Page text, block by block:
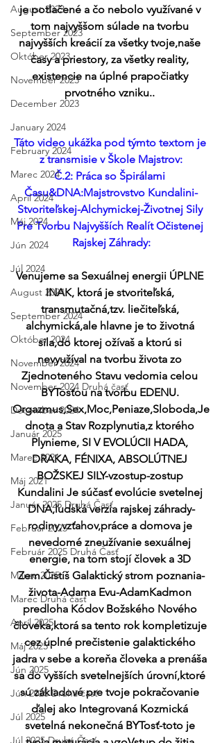
August 2023
September 2023
Október 2023
November 2023
December 2023
January 2024
February 2024
Marec 2024
April 2024
Máj 2024
Jún 2024
Júl 2024
August 2024
September 2024
Október 2024
November 2024
November 2024 Druhá časť
December 2024
Január 2025
Marec 2021
Máj 2021
Január 2025 Druhá Časť
Február 2025
Február 2025 Druhá Časť
Marec 2025
Marec Druhá časť
Apríl 2025
Máj 2025
Jún 2025
Jún 2025 Druhá časť
Júl 2025
Júl 2025 Druhá Časť
je potlačené a čo nebolo využívané v
tom najvyššom súlade na tvorbu
najvyšších kreácií za všetky tvoje,naše
časy a priestory, za všetky reality,
existencie na úplné prapočiatky
prvotného vzniku..
Táto video ukážka pod týmto textom je
z transmisie v Škole Majstrov:
Č.2: Práca so Špirálami
Času&DNA:Majstrovstvo Kundalini-
Stvoriteľskej-Alchymickej-Životnej Sily
Pre Tvorbu Najvyšších Realít Očistenej
Rajskej Záhrady:
Venujeme sa Sexuálnej energii ÚPLNE
INAK, ktorá je stvoriteľská,
transmutačná,tzv. liečiteľská,
alchymická,ale hlavne je to životná
sila,do ktorej ožívaš a ktorú si
nevyužíval na tvorbu života zo
Zjednoteného Stavu vedomia celou
BYTosťou na tvorbu EDENU.
Orgazmus,Sex,Moc,Peniaze,Sloboda,Je
dnota a Stav Rozplynutia,z ktorého
Plynieme, SI V EVOLÚCII HADA,
DRAKA, FÉNIXA, ABSOLÚTNEJ
BOŽSKEJ SILY-vzostup-zostup
Kundalini Je súčasť evolúcie svetelnej
DNA,ľudská verzia rajskej záhrady-
rodiny,vzťahov,práce a domova je
nevedomé zneužívanie sexuálnej
energie, na tom stojí človek a 3D
Zem.Čistíš Galaktický strom poznania-
života-Adama Evu-AdamKadmon
predloha Kódov Božského Nového
človeka,ktorá sa tento rok kompletizuje
cez úplné prečistenie galaktického
jadra v sebe a koreňa človeka a prenáša
sa do vyšších svetelnejších úrovní,ktoré
sú základové pre tvoje pokračovanie
ďalej ako Integrovaná Kozmická
svetelná nekonečná BYTosť-toto je